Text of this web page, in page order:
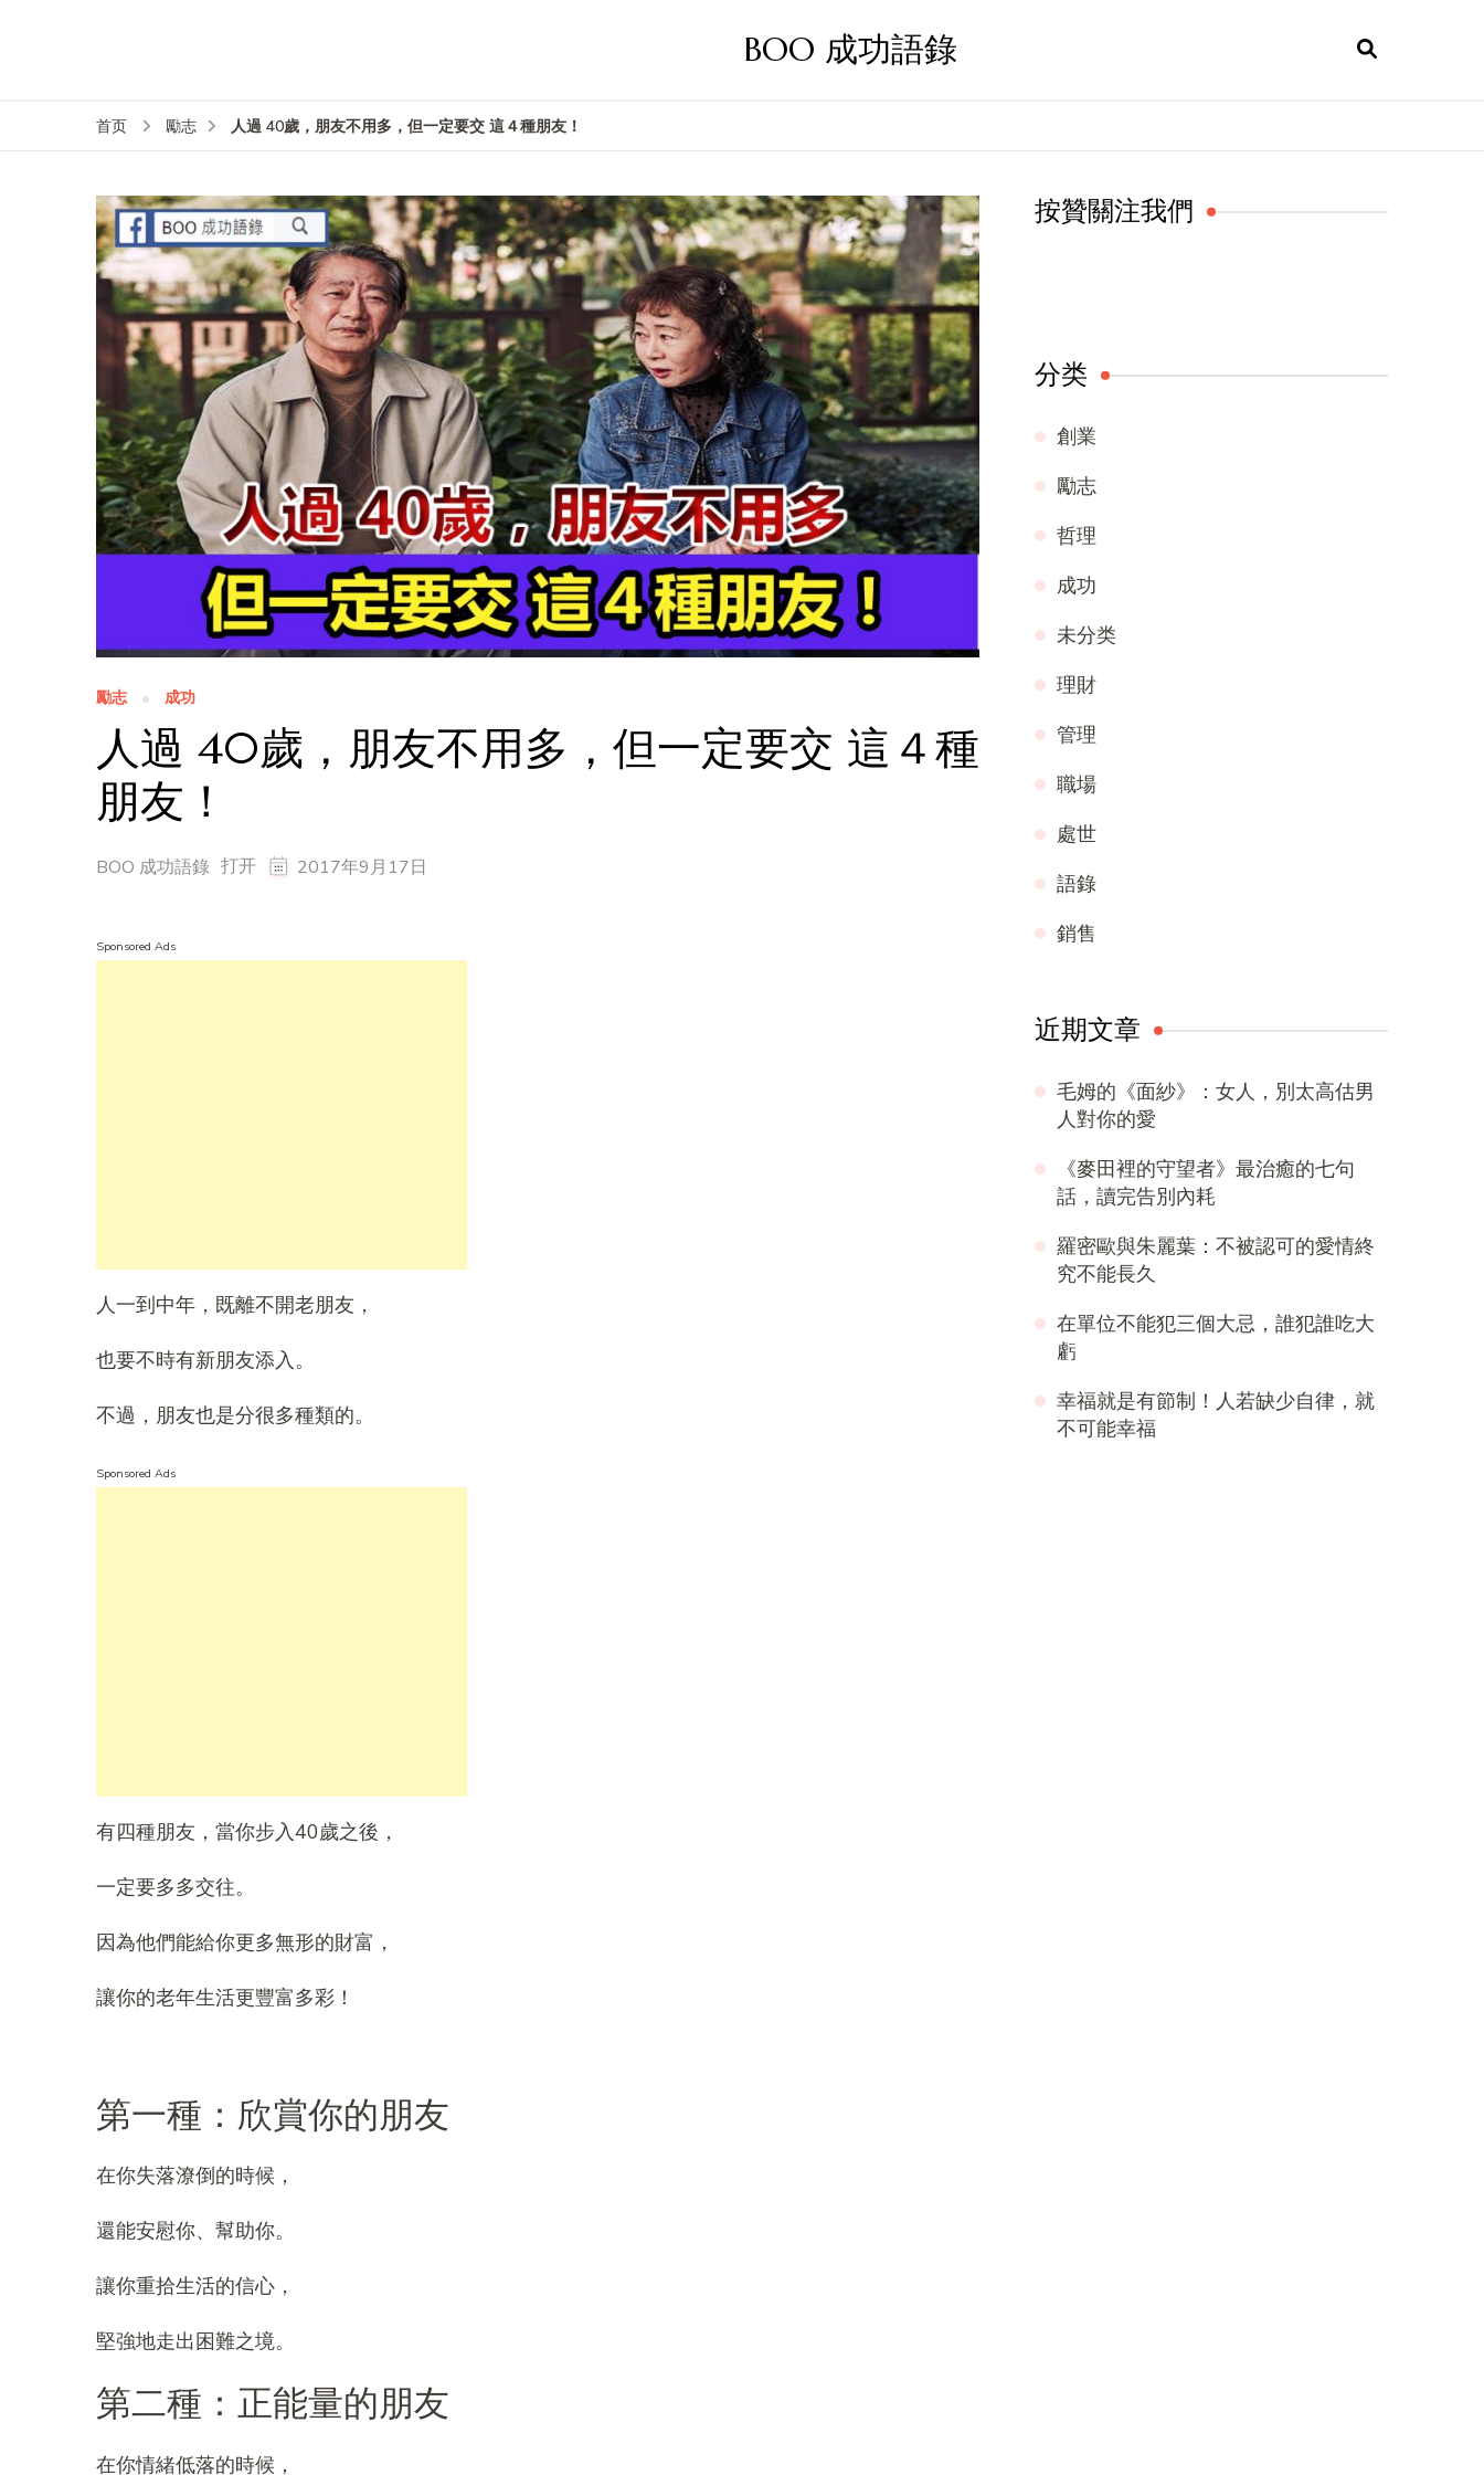
BOO 成功語錄
首页 勵志 人過 40歲，朋友不用多，但一定要交 這４種朋友！
勵志 成功
人過 40歲，朋友不用多，但一定要交 這４種
朋友！
BOO 成功語錄 打开 2017年9月17日
Sponsored Ads
人一到中年，既離不開老朋友，
也要不時有新朋友添入。
不過，朋友也是分很多種類的。
Sponsored Ads
有四種朋友，當你步入40歲之後，
一定要多多交往。
因為他們能給你更多無形的財富，
讓你的老年生活更豐富多彩！
第一種：欣賞你的朋友
在你失落潦倒的時候，
還能安慰你、幫助你。
讓你重拾生活的信心，
堅強地走出困難之境。
第二種：正能量的朋友
在你情緒低落的時候，
按贊關注我們
分类
創業
勵志
哲理
成功
未分类
理財
管理
職場
處世
語錄
銷售
近期文章
毛姆的《面紗》：女人，別太高估男
人對你的愛
《麥田裡的守望者》最治癒的七句
話，讀完告別內耗
羅密歐與朱麗葉：不被認可的愛情終
究不能長久
在單位不能犯三個大忌，誰犯誰吃大
虧
幸福就是有節制！人若缺少自律，就
不可能幸福